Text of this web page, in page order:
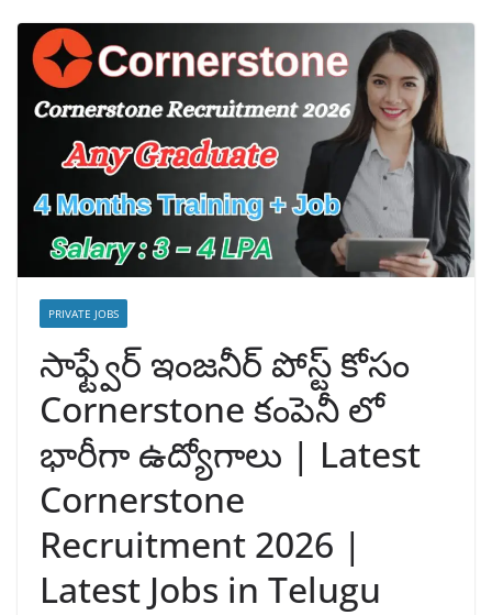
PRIVATE JOBS
సాఫ్ట్వేర్ ఇంజనీర్ పోస్ట్ కోసం
Cornerstone కంపెనీ లో
భారీగా ఉద్యోగాలు | Latest
Cornerstone
Recruitment 2026 |
Latest Jobs in Telugu